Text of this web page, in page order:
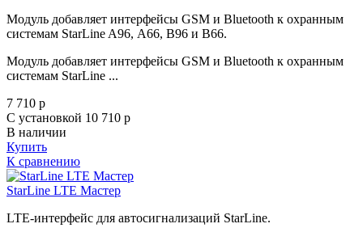
Модуль добавляет интерфейсы GSM и Bluetooth к охранным
системам StarLine A96, А66, B96 и B66.
Модуль добавляет интерфейсы GSM и Bluetooth к охранным
системам StarLine ...
7 710 p
С установкой 10 710 p
В наличии
Купить
К сравнению
StarLine LTE Мастер
LTE-интерфейс для автосигнализаций StarLine.